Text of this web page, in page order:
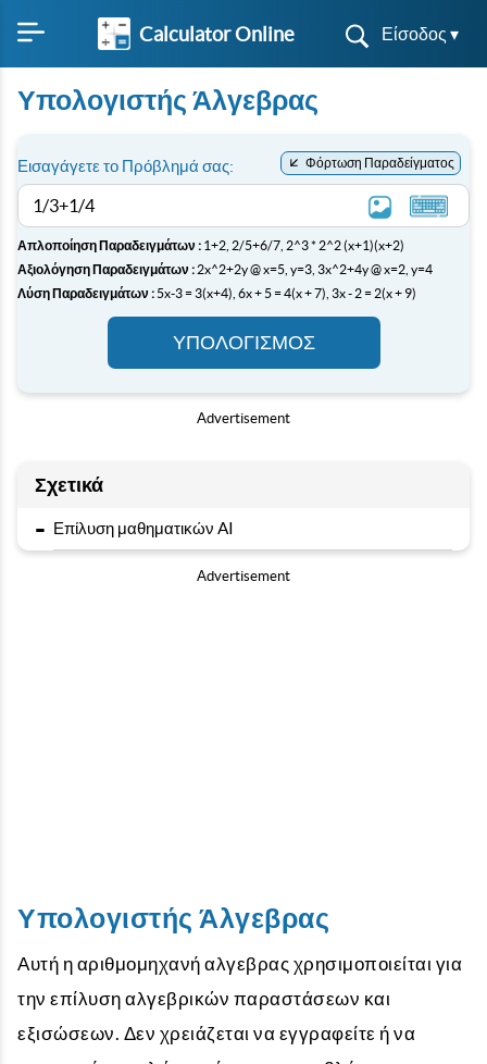
Calculator Online Είσοδος ▾
Υπολογιστής Άλγεβρας
Εισαγάγετε το Πρόβλημά σας: Φόρτωση Παραδείγματος
Απλοποίηση Παραδειγμάτων : 1+2, 2/5+6/7, 2^3 * 2^2(x+1)(x+2)
Αξιολόγηση Παραδειγμάτων : 2x^2+2y @ x=5, y=3, 3x^2+4y @ x=2, y=4
Λύση Παραδειγμάτων : 5x-3 = 3(x+4), 6x + 5 = 4(x + 7), 3x - 2 = 2(x + 9)
ΥΠΟΛΟΓΙΣΜΌΣ
Advertisement
Σχετικά
- Επίλυση μαθηματικών AI
Advertisement
Υπολογιστής Άλγεβρας
Αυτή η αριθμομηχανή αλγεβρας χρησιμοποιείται για
την επίλυση αλγεβρικών παραστάσεων και
εξισώσεων. Δεν χρειάζεται να εγγραφείτε ή να